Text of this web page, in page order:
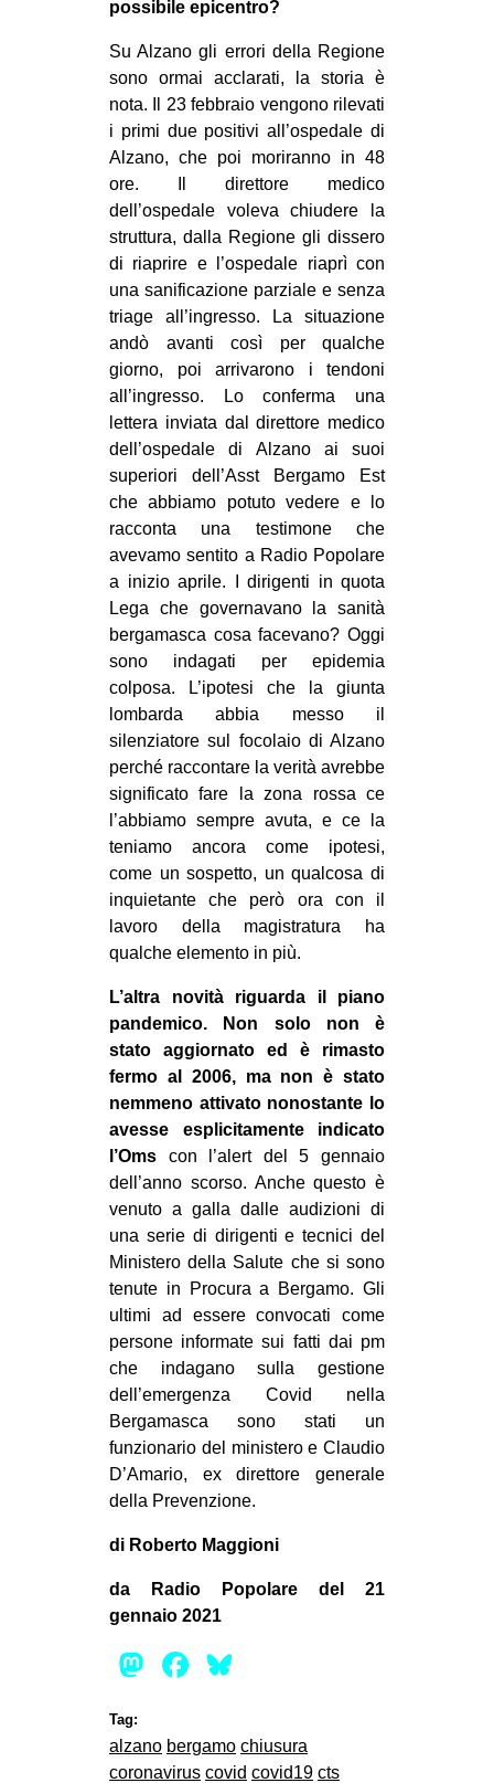
possibile epicentro?
Su Alzano gli errori della Regione
sono ormai acclarati, la storia è
nota. Il 23 febbraio vengono rilevati
i primi due positivi all’ospedale di
Alzano, che poi moriranno in 48
ore. Il direttore medico
dell’ospedale voleva chiudere la
struttura, dalla Regione gli dissero
di riaprire e l’ospedale riaprì con
una sanificazione parziale e senza
triage all’ingresso. La situazione
andò avanti così per qualche
giorno, poi arrivarono i tendoni
all’ingresso. Lo conferma una
lettera inviata dal direttore medico
dell’ospedale di Alzano ai suoi
superiori dell’Asst Bergamo Est
che abbiamo potuto vedere e lo
racconta una testimone che
avevamo sentito a Radio Popolare
a inizio aprile. I dirigenti in quota
Lega che governavano la sanità
bergamasca cosa facevano? Oggi
sono indagati per epidemia
colposa. L’ipotesi che la giunta
lombarda abbia messo il
silenziatore sul focolaio di Alzano
perché raccontare la verità avrebbe
significato fare la zona rossa ce
l’abbiamo sempre avuta, e ce la
teniamo ancora come ipotesi,
come un sospetto, un qualcosa di
inquietante che però ora con il
lavoro della magistratura ha
qualche elemento in più.
L’altra novità riguarda il piano
pandemico. Non solo non è
stato aggiornato ed è rimasto
fermo al 2006, ma non è stato
nemmeno attivato nonostante lo
avesse esplicitamente indicato
l’Oms con l’alert del 5 gennaio
dell’anno scorso. Anche questo è
venuto a galla dalle audizioni di
una serie di dirigenti e tecnici del
Ministero della Salute che si sono
tenute in Procura a Bergamo. Gli
ultimi ad essere convocati come
persone informate sui fatti dai pm
che indagano sulla gestione
dell’emergenza Covid nella
Bergamasca sono stati un
funzionario del ministero e Claudio
D’Amario, ex direttore generale
della Prevenzione.
di Roberto Maggioni
da Radio Popolare del 21
gennaio 2021
Mastodon
Facebook
Tag:
alzano bergamo chiusura
coronavirus covid covid19 cts